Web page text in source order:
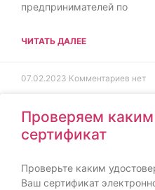
предпринимателей по
ЧИТАТЬ ДАЛЕЕ
07.02.2023 Комментариев нет
Проверяем
сертификат
Проверьте каким
Ваш сертификат